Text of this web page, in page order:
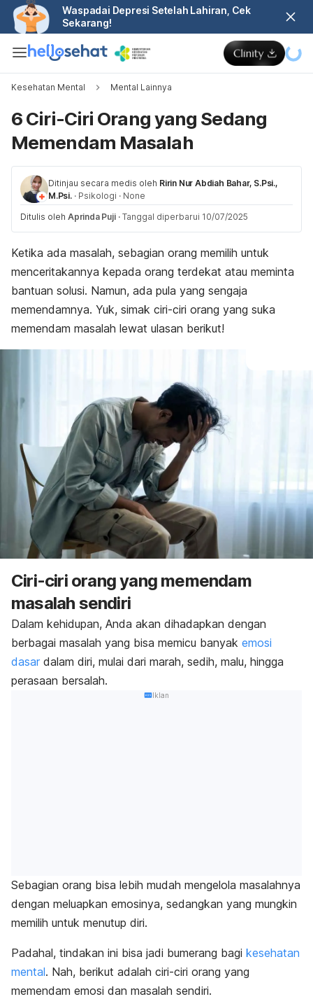
Waspadai Depresi Setelah Lahiran, Cek
Sekarang!
Kesehatan Mental Mental Lainnya
6 Ciri-Ciri Orang yang Sedang
Memendam Masalah
Ditinjau secara medis oleh Ririn Nur Abdiah Bahar, S.Psi.,
M.Psi. · Psikologi · None
Ditulis oleh Aprinda Puji · Tanggal diperbarui 10/07/2025
Ketika ada masalah, sebagian orang memilih untuk
menceritakannya kepada orang terdekat atau meminta
bantuan solusi. Namun, ada pula yang sengaja
memendamnya. Yuk, simak ciri-ciri orang yang suka
memendam masalah lewat ulasan berikut!
Ciri-ciri orang yang memendam
masalah sendiri
Dalam kehidupan, Anda akan dihadapkan dengan
berbagai masalah yang bisa memicu banyak emosi
dasar dalam diri, mulai dari marah, sedih, malu, hingga
perasaan bersalah.
Iklan
Sebagian orang bisa lebih mudah mengelola masalahnya
dengan meluapkan emosinya, sedangkan yang mungkin
memilih untuk menutup diri.
Padahal, tindakan ini bisa jadi bumerang bagi kesehatan
mental. Nah, berikut adalah ciri-ciri orang yang
memendam emosi dan masalah sendiri.